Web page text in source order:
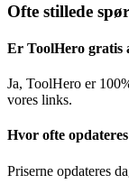
Ofte stillede
Er ToolHero gratis
Ja, ToolHero er
vores links.
Hvor ofte
Priserne opdateres